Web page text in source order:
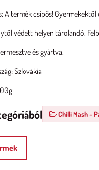
A termék csípős! Gyermekektől
védett helyen tárolandó.
és gyártva.
Szlovákia
Chilli Mash -